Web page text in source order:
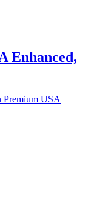
Enhanced,
Premium USA